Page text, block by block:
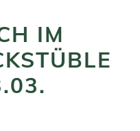
IM